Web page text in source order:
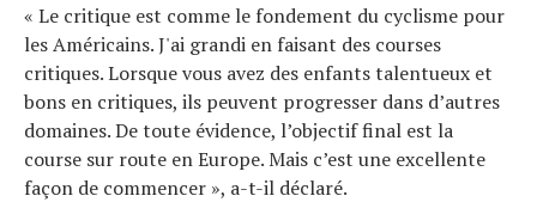
« Le critique est comme le fondement du cyclisme pour
les Américains. J'ai grandi en faisant des courses
critiques. Lorsque vous avez des enfants talentueux et
bons en critiques, ils peuvent progresser dans d’autres
domaines. De toute évidence, l’objectif final est la
course sur route en Europe. Mais c’est une excellente
façon de commencer », a-t-il déclaré.